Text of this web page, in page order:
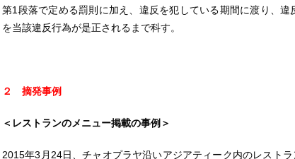
第1段落で定める罰則に加え、違反を犯している期間に渡り、
を当該違反行為が是正されるまで科す。
２ 摘発事例
＜レストランのメニュー掲載の事例＞
2015年3月24日、チャオプラヤ沿いアジアティーク内のレスト